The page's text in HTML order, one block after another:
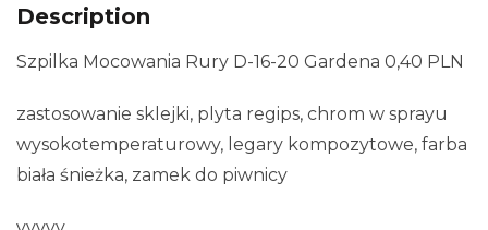
Description
Szpilka Mocowania Rury D-16-20 Gardena 0,40 PLN
zastosowanie sklejki, plyta regips, chrom w sprayu
wysokotemperaturowy, legary kompozytowe, farba
biała śnieżka, zamek do piwnicy